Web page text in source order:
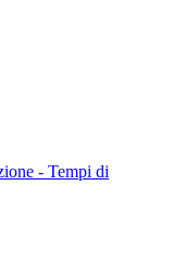
- Tempi di